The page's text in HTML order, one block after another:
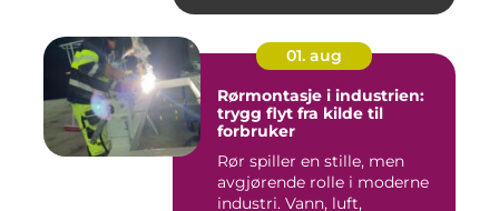
01. aug
Rørmontasje i industrien:
trygg flyt fra kilde til
forbruker
Rør spiller en stille, men
avgjørende rolle i moderne
industri. Vann, luft,